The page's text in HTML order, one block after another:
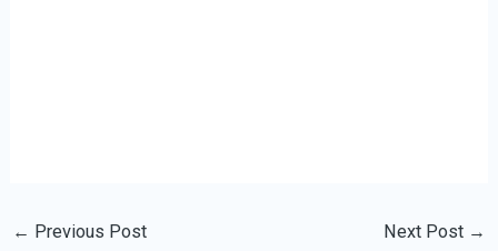
← Previous Post Next Post →